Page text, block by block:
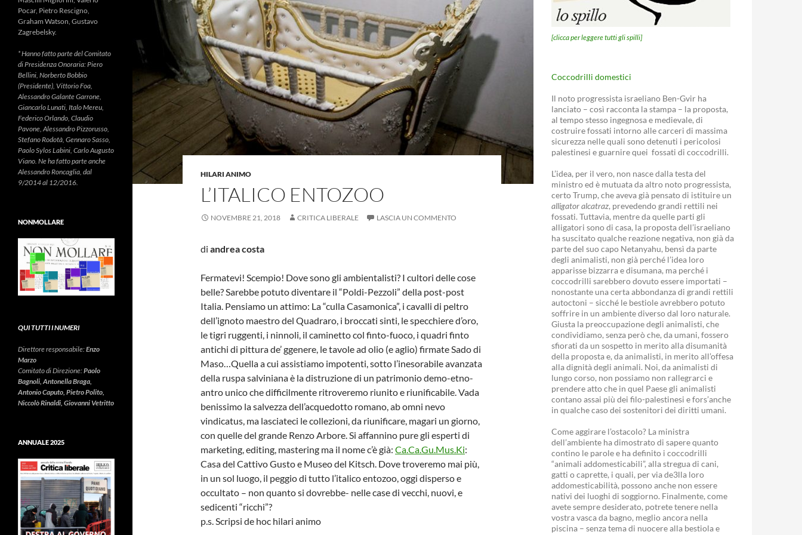
HILARI ANIMO
L’ITALICO ENTOZOO
NOVEMBRE 21, 2018 CRITICA LIBERALE LASCIA UN COMMENTO
di andrea costa
Fermatevi! Scempio! Dove sono gli ambientalisti? I cultori delle cose
belle? Sarebbe potuto diventare il “Poldi-Pezzoli” della post-post
Italia. Pensiamo un attimo: La “culla Casamonica”, i cavalli di peltro
dell’ignoto maestro del Quadraro, i broccati sinti, le specchiere d’oro,
le tigri ruggenti, i ninnoli, il caminetto col finto-fuoco, i quadri finto
antichi di pittura de’ ggenere, le tavole ad olio (e aglio) firmate Sado di
Maso…Quella a cui assistiamo impotenti, sotto l’inesorabile avanzata
della ruspa salviniana è la distruzione di un patrimonio demo-etno-
antro unico che difficilmente ritroveremo riunito e riunificabile. Vada
benissimo la salvezza dell’acquedotto romano, ab omni nevo
vindicatus, ma lasciateci le collezioni, da riunificare, magari un giorno,
con quelle del grande Renzo Arbore. Si affannino pure gli esperti di
marketing, editing, mastering ma il nome c’è già: Ca.Ca.Gu.Mus.Ki:
Casa del Cattivo Gusto e Museo del Kitsch. Dove troveremo mai più,
in un sol luogo, il peggio di tutto l’italico entozoo, oggi disperso e
occultato – non quanto si dovrebbe- nelle case di vecchi, nuovi, e
sedicenti “ricchi”?
p.s. Scripsi de hoc hilari animo
[clicca per leggere tutti gli spilli]
Coccodrilli domestici
Il noto progressista israeliano Ben-Gvir ha
lanciato – così racconta la stampa – la proposta,
al tempo stesso ingegnosa e medievale, di
costruire fossati intorno alle carceri di massima
sicurezza nelle quali sono detenuti i pericolosi
palestinesi e guarnire quei fossati di coccodrilli.
L’idea, per il vero, non nasce dalla testa del
ministro ed è mutuata da altro noto progressista,
certo Trump, che aveva già pensato di istituire un
alligator alcatraz, prevedendo grandi rettili nei
fossati. Tuttavia, mentre da quelle parti gli
alligatori sono di casa, la proposta dell’israeliano
ha suscitato qualche reazione negativa, non già da
parte del suo capo Netanyahu, bensì da parte
degli animalisti, non già perché l’idea loro
apparisse bizzarra e disumana, ma perché i
coccodrilli sarebbero dovuto essere importati –
nonostante una certa abbondanza di grandi rettili
autoctoni – sicché le bestiole avrebbero potuto
soffrire in un ambiente diverso dal loro naturale.
Giusta la preoccupazione degli animalisti, che
condividiamo, senza però che, da umani, fossero
sfiorati da un sospetto in merito alla disumanità
della proposta e, da animalisti, in merito all’offesa
alla dignità degli animali. Noi, da animalisti di
lungo corso, non possiamo non rallegrarci e
prendere atto che in quel Paese gli animalisti
contano assai più dei filo-palestinesi e fors’anche
in qualche caso dei sostenitori dei diritti umani.
Come aggirare l’ostacolo? La ministra
dell’ambiente ha dimostrato di sapere quanto
contino le parole e ha definito i coccodrilli
“animali addomesticabili”, alla stregua di cani,
gatti o caprette, i quali, per via de3lla loro
addomesticabilità, possono anche non essere
nativi dei luoghi di soggiorno. Finalmente, come
avete sempre desiderato, potrete tenere nella
vostra vasca da bagno, meglio ancora nella
piscina – senza tema di nuocere alla bestiola e
Pocar, Pietro Rescigno,
Graham Watson, Gustavo
Zagrebelsky.
* Hanno fatto parte del Comitato
di Presidenza Onoraria: Piero
Bellini, Norberto Bobbio
(Presidente), Vittorio Foa,
Alessandro Galante Garrone,
Giancarlo Lunati, Italo Mereu,
Federico Orlando, Claudio
Pavone, Alessandro Pizzorusso,
Stefano Rodotà, Gennaro Sasso,
Paolo Sylos Labini, Carlo Augusto
Viano. Ne ha fatto parte anche
Alessandro Roncaglia, dal
9/2014 al 12/2016.
NONMOLLARE
QUI TUTTI I NUMERI
Direttore responsabile:Enzo
Marzo
Comitato di Direzione:Paolo
Bagnoli, Antonella Braga,
Antonio Caputo, Pietro Polito,
Niccolò Rinaldi, Giovanni Vetritto
ANNUALE 2025